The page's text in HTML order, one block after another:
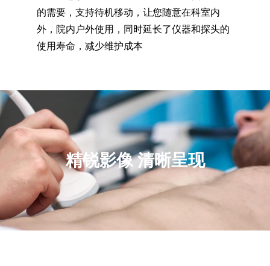
的需要，支持待机移动，让您随意在科室内
外，院内户外使用，同时延长了仪器和探头的
使用寿命，减少维护成本
精锐影像 清晰呈现